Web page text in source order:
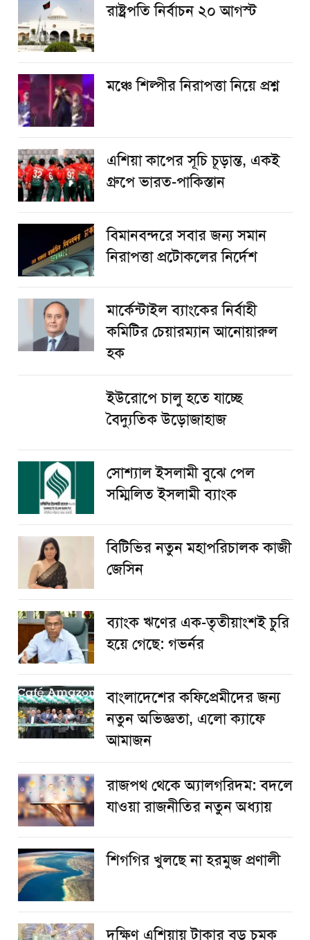
রাষ্ট্রপতি নির্বাচন ২০ আগস্ট
​মঞ্চে শিল্পীর নিরাপত্তা নিয়ে প্রশ্ন
এশিয়া কাপের সূচি চূড়ান্ত, একই
গ্রুপে ভারত-পাকিস্তান
বিমানবন্দরে সবার জন্য সমান
নিরাপত্তা প্রটোকলের নির্দেশ
মার্কেন্টাইল ব্যাংকের নির্বাহী
কমিটির চেয়ারম্যান আনোয়ারুল
হক
ইউরোপে চালু হতে যাচ্ছে
বৈদ্যুতিক উড়োজাহাজ
সোশ্যাল ইসলামী বুঝে পেল
সম্মিলিত ইসলামী ব্যাংক
বিটিভির নতুন মহাপরিচালক কাজী
জেসিন
ব্যাংক ঋণের এক-তৃতীয়াংশই চুরি
হয়ে গেছে: গভর্নর
বাংলাদেশের কফিপ্রেমীদের জন্য
নতুন অভিজ্ঞতা, এলো ক্যাফে
আমাজন
রাজপথ থেকে অ্যালগরিদম: বদলে
যাওয়া রাজনীতির নতুন অধ্যায়
শিগগির খুলছে না হরমুজ প্রণালী
দক্ষিণ এশিয়ায় টাকার বড় চমক